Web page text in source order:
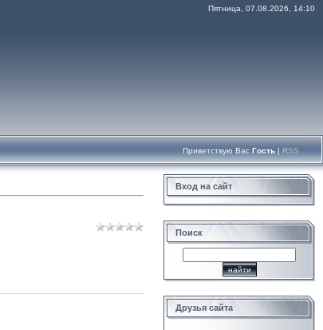
Пятница, 07.08.2026, 14:10
Приветствую Вас Гость | RSS
Вход на сайт
Поиск
Друзья сайта